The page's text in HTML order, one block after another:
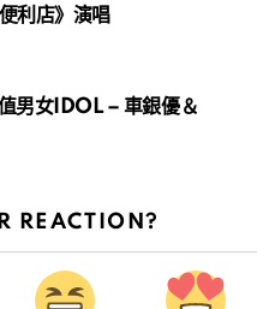
利店》演唱
男女IDOL – 車銀優＆
REACTION?